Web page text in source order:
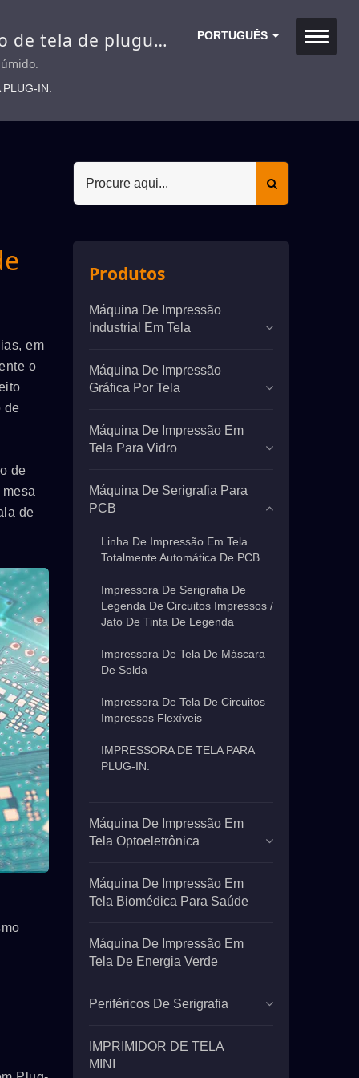
PORTUGUÊS
de tela de plugue-
IN.
em
o
de
de
de
Produtos
Máquina De Impressão
Industrial Em Tela
Máquina De Impressão
Gráfica Por Tela
Máquina De Impressão Em
Tela Para Vidro
Máquina De Serigrafia Para
PCB
Linha De Impressão Em Tela
Totalmente Automática De PCB
Impressora De Serigrafia De
Legenda De Circuitos Impressos /
Jato De Tinta De Legenda
Impressora De Tela De Máscara
De Solda
Impressora De Tela De Circuitos
Impressos Flexíveis
IMPRESSORA DE TELA PARA
PLUG-IN.
Máquina De Impressão Em
Tela Optoeletrônica
Máquina De Impressão Em
Tela Biomédica Para Saúde
Máquina De Impressão Em
Tela De Energia Verde
Periféricos De Serigrafia
IMPRIMIDOR DE TELA
MINI